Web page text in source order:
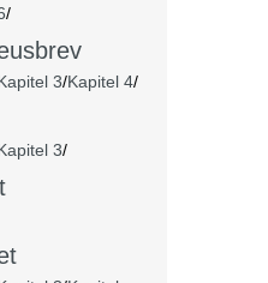
/
3/Kapitel 4/
3/